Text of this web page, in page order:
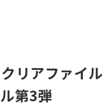
リアファイル
第3弾